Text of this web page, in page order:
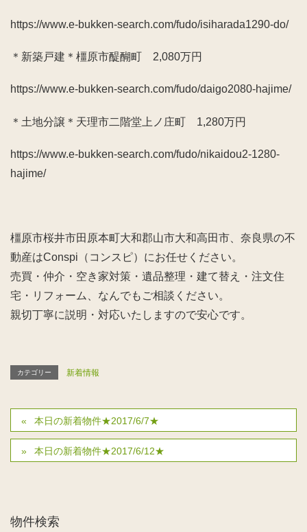
https://www.e-bukken-search.com/fudo/isiharada1290-do/
＊新築戸建＊橿原市醍醐町 2,080万円
https://www.e-bukken-search.com/fudo/daigo2080-hajime/
＊土地分譲＊天理市二階堂上ノ庄町 1,280万円
https://www.e-bukken-search.com/fudo/nikaidou2-1280-
hajime/
橿原市桜井市田原本町大和郡山市大和高田市、奈良県の不
動産はConspi（コンスピ）にお任せください。
売買・仲介・空き家対策・遺品整理・建て替え・注文住
宅・リフォーム、なんでもご相談ください。
親切丁寧に説明・対応いたしますので安心です。
カテゴリー 新着情報
本日の新着物件★2017/6/7★
本日の新着物件★2017/6/12★
物件検索